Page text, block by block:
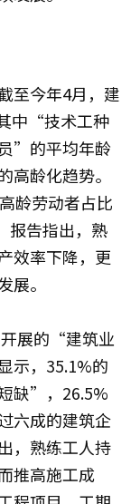
至今年4月，建
中“技术工种
”的平均年龄
高龄化趋势。
龄劳动者占比
报告指出，熟
效率下降，更
展。
展的“建筑业
示，35.1%的
缺”，26.5%
六成的建筑企
，熟练工人持
推高施工成